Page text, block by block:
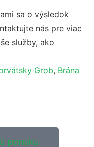
sa o výsledok
nás pre viac
služby, ako
Grob, Brána
ponuku